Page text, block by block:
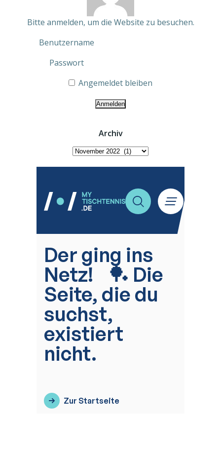
Bitte anmelden, um die Website zu besuchen.
Benutzername
Passwort
Angemeldet bleiben
Archiv
Archiv